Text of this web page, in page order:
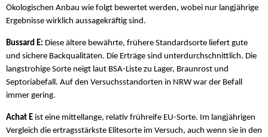
Ökologischen Anbau wie folgt bewertet werden, wobei nur langjährige
Ergebnisse wirklich aussagekräftig sind.
Bussard E: Diese ältere bewährte, frühere Standardsorte liefert gute
und sichere Backqualitäten. Die Erträge sind unterdurchschnittlich. Die
langstrohige Sorte neigt laut BSA-Liste zu Lager, Braunrost und
Septoriabefall. Auf den Versuchsstandorten in NRW war der Befall
immer gering.
Achat E ist eine mittellange, relativ frühreife EU-Sorte. Im langjährigen
Vergleich die ertragsstärkste Elitesorte im Versuch, auch wenn sie in den